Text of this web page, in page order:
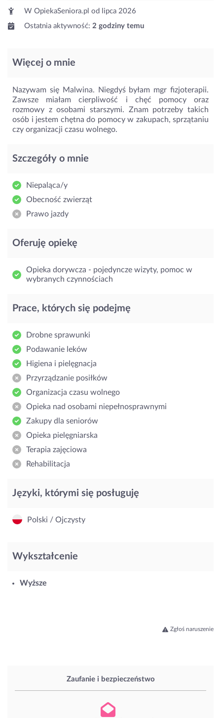
W OpiekaSeniora.pl od
lipca 2026
Ostatnia aktywność: 2 godziny temu
Zaufanie i bezpieczeństwo
Więcej o mnie
Nazywam się Malwina. Niegdyś byłam mgr fizjoterapii.
Zawsze miałam cierpliwość i chęć pomocy oraz
rozmowy z osobami starszymi. Znam potrzeby takich
osób i jestem chętna do pomocy w zakupach, sprzątaniu
czy organizacji czasu wolnego.
Szczegóły o mnie
Niepaląca/y
Obecność zwierząt
Prawo jazdy
Oferuję opiekę
Opieka dorywcza - pojedyncze wizyty, pomoc w
wybranych czynnościach
Prace, których się podejmę
Drobne sprawunki
Podawanie leków
Higiena i pielęgnacja
Przyrządzanie posiłków
Organizacja czasu wolnego
Opieka nad osobami niepełnosprawnymi
Zakupy dla seniorów
Opieka pielęgniarska
Terapia zajęciowa
Rehabilitacja
Języki, którymi się posługuję
Polski / Ojczysty
Wykształcenie
Wyższe
Zgłoś naruszenie